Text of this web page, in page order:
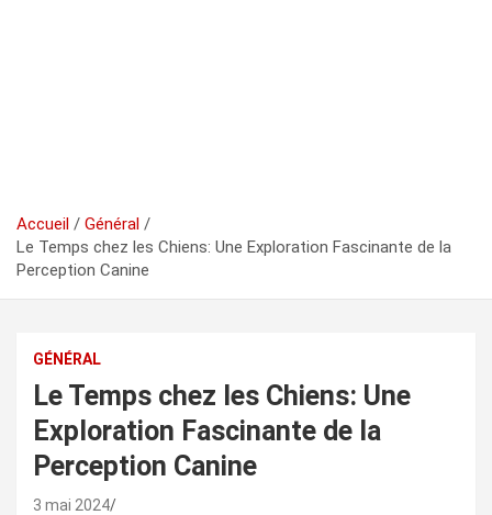
Accueil
Général
Le Temps chez les Chiens: Une Exploration Fascinante de la
Perception Canine
GÉNÉRAL
Le Temps chez les Chiens: Une
Exploration Fascinante de la
Perception Canine
3 mai 2024